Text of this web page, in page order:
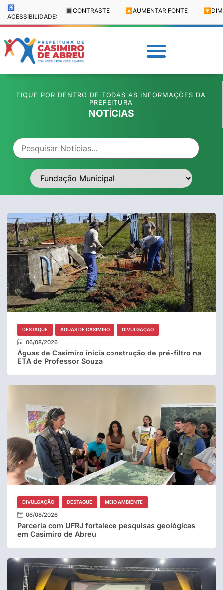
♿
ACESSIBILIDADE:
🔳 CONTRASTE 🔼 AUMENTAR FONTE 🔽
FIQUE POR DENTRO DE TODAS AS INFORMAÇÕES DA
PREFEITURA
NOTÍCIAS
DESTAQUE ÁGUAS DE CASIMIRO DIVULGAÇÃO
06/08/2026
Águas de Casimiro inicia construção de pré-filtro na
ETA de Professor Souza
DIVULGAÇÃO DESTAQUE MEIO AMBIENTE
06/08/2026
Parceria com UFRJ fortalece pesquisas geológicas
em Casimiro de Abreu